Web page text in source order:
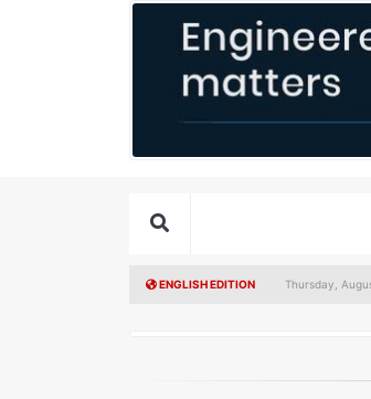
ENGLISH EDITION Thursday,